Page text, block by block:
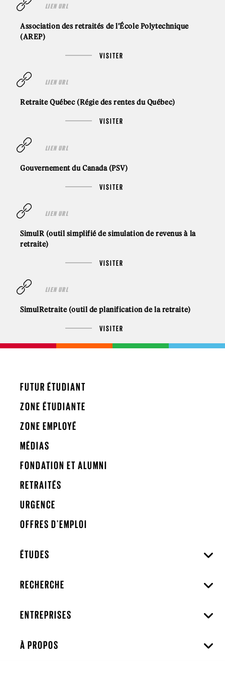
LIEN URL
Association des retraités de l'École Polytechnique
(AREP)
VISITER
LIEN URL
Retraite Québec (Régie des rentes du Québec)
VISITER
LIEN URL
Gouvernement du Canada (PSV)
VISITER
LIEN URL
SimulR (outil simplifié de simulation de revenus à la
retraite)
VISITER
LIEN URL
SimulRetraite (outil de planification de la retraite)
VISITER
FUTUR ÉTUDIANT
ZONE ÉTUDIANTE
ZONE EMPLOYÉ
MÉDIAS
FONDATION ET ALUMNI
RETRAITÉS
URGENCE
OFFRES D'EMPLOI
ÉTUDES
RECHERCHE
ENTREPRISES
À PROPOS